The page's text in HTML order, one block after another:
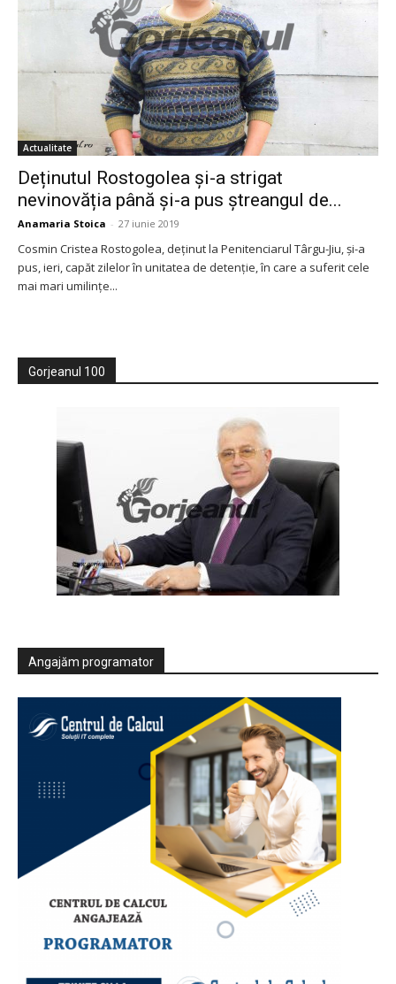
Actualitate
Deținutul Rostogolea și-a strigat
nevinovăția până și-a pus ștreangul de...
Anamaria Stoica - 27 iunie 2019
Cosmin Cristea Rostogolea, deținut la Penitenciarul Târgu-Jiu, și-a
pus, ieri, capăt zilelor în unitatea de detenție, în care a suferit cele
mai mari umilințe...
Gorjeanul 100
Angajăm programator